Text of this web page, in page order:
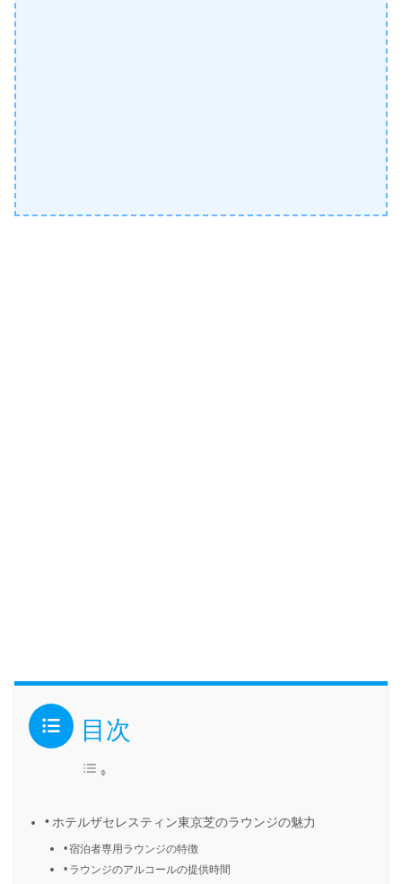
目次
ホテルザセレスティン東京芝のラウンジの魅力
宿泊者専用ラウンジの特徴
ラウンジのアルコールの提供時間